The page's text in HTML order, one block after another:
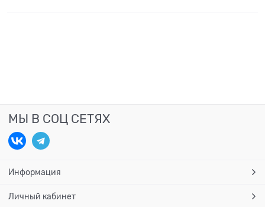
МЫ В СОЦ СЕТЯХ
Информация
Личный кабинет